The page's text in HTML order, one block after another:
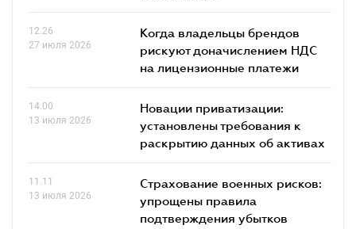
12.26
27 июля 2026
Когда владельцы брендов
рискуют доначислением НДС
на лицензионные платежи
14.00
13 июля 2026
Новации приватизации:
установлены требования к
раскрытию данных об активах
11.11
13 июля 2026
Страхование военных рисков:
упрощены правила
подтверждения убытков